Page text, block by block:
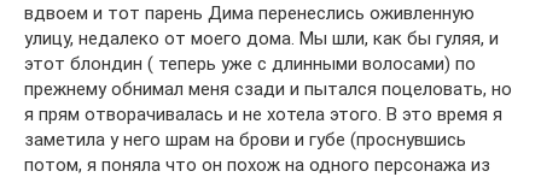
вдвоем и тот парень Дима перенеслись оживленную
улицу, недалеко от моего дома. Мы шли, как бы гуляя, и
этот блондин ( теперь уже с длинными волосами) по
прежнему обнимал меня сзади и пытался поцеловать, но
я прям отворачивалась и не хотела этого. В это время я
заметила у него шрам на брови и губе (проснувшись
потом, я поняла что он похож на одного персонажа из